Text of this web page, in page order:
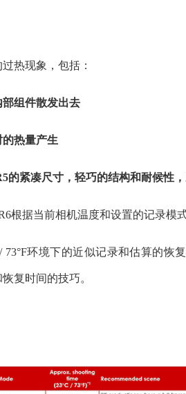
热现象，包括：
组件散发出去
热量产生
的紧凑尺寸，轻巧的结构和耐候性
根据当前相机温度和设置的记录模
73°F环境下的近似记录和估算的恢
复时间的技巧。